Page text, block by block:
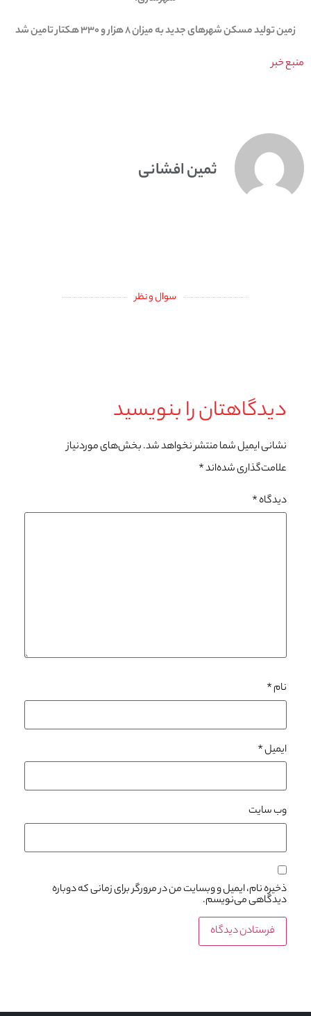
زمین تولید مسکن شهرهای جدید به میزان ۸ هزار و ۳۳۰ هکتار تامین شد
منبع خبر
ثمین افشانی
سوال و نظر
دیدگاهتان را بنویسید
نشانی ایمیل شما منتشر نخواهد شد.بخش‌های موردنیاز
علامت‌گذاری شده‌اند*
دیدگاه*
نام*
ایمیل*
وب‌ سایت
ذخیره نام، ایمیل و وبسایت من در مرورگر برای زمانی که دوباره
دیدگاهی می‌نویسم.